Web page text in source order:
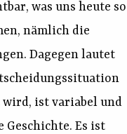
was uns heute so
nämlich die
Dagegen lautet
ist variabel und
Es ist